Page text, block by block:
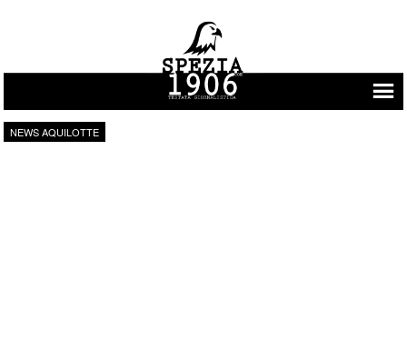
Vai al contenuto
NEWS AQUILOTTE